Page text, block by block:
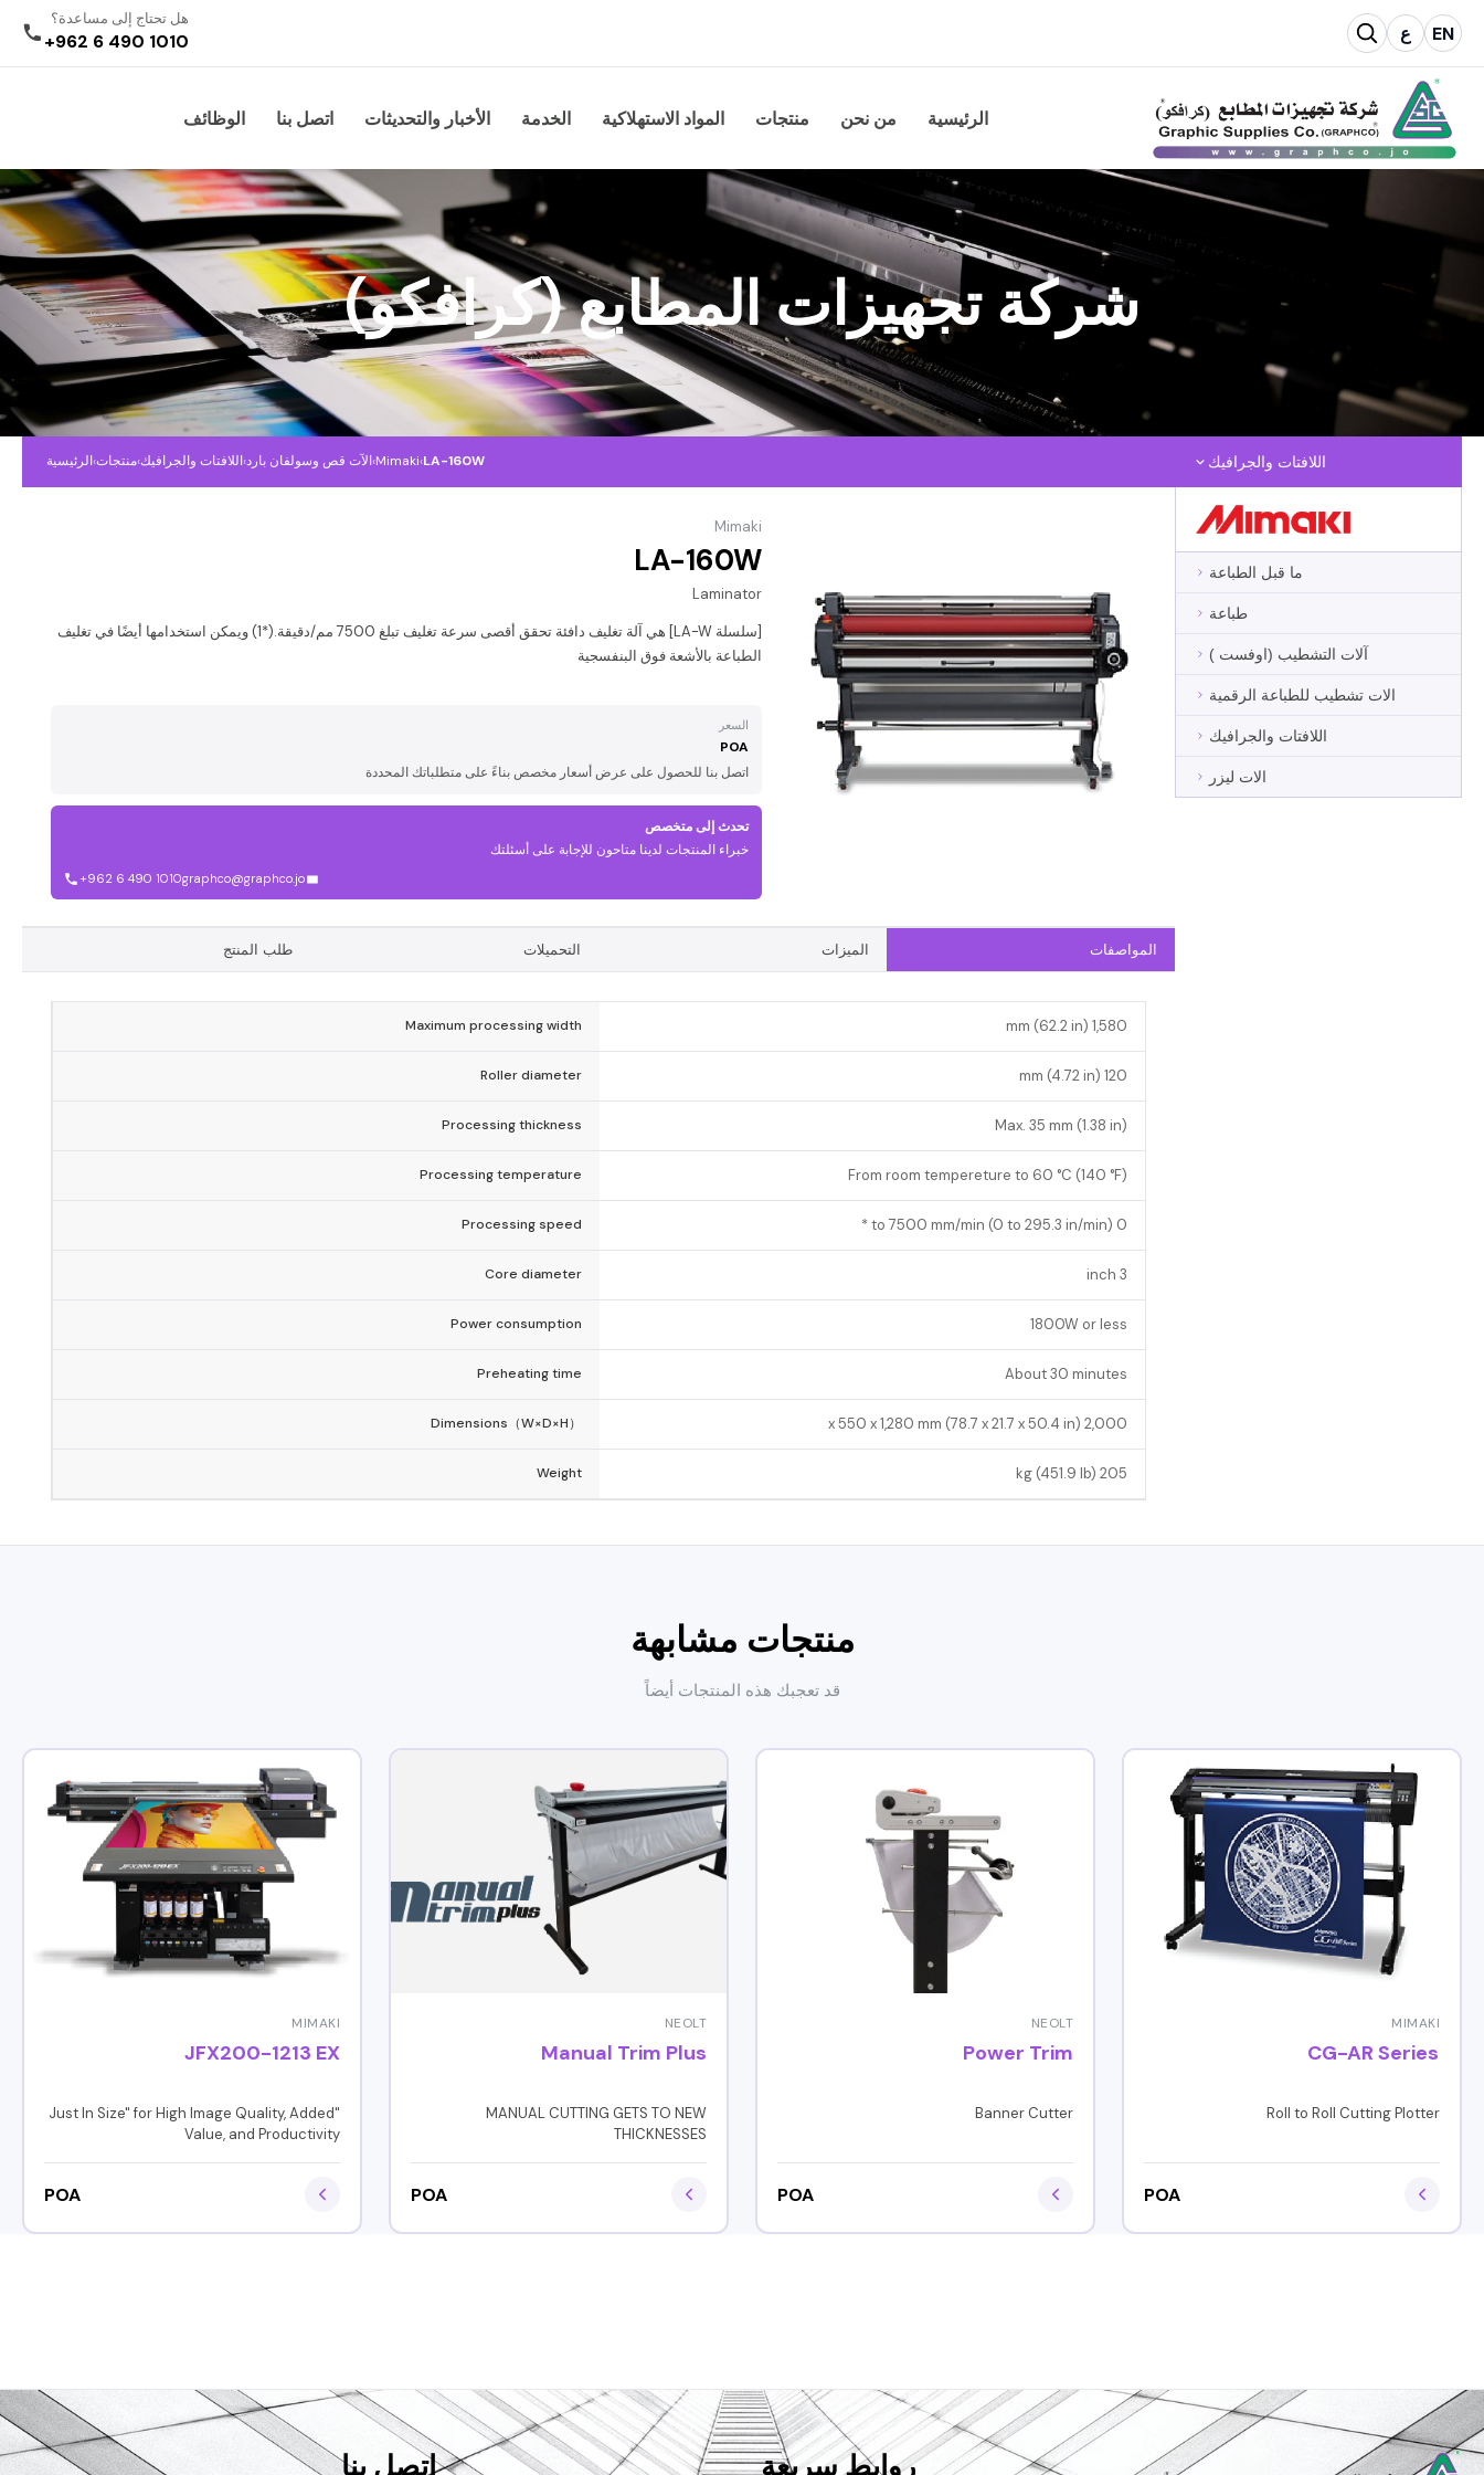
هل تحتاج إلى مساعدة؟
+962 6 490 1010 EN ع
الرئيسية من نحن منتجات المواد الاستهلاكية الخدمة الأخبار والتحديثات اتصل بنا الوظائف
شركة تجهيزات المطابع (كرافكو)
اللافتات والجرافيك
ما قبل الطباعة
طباعة
آلات التشطيب (اوفست )
الات تشطيب للطباعة الرقمية
اللافتات والجرافيك
الات ليزر
الرئيسية›منتجات›اللافتات والجرافيك›الآت قص وسولفان بارد›Mimaki›LA-160W
Mimaki
LA-160W
Laminator
[سلسلة LA-W] هي آلة تغليف دافئة تحقق أقصى سرعة تغليف تبلغ 7500 مم/دقيقة.(*1) ويمكن استخدامها أيضًا في تغليف
الطباعة بالأشعة فوق البنفسجية
السعر
POA
اتصل بنا للحصول على عرض أسعار مخصص بناءً على متطلباتك المحددة
تحدث إلى متخصص
خبراء المنتجات لدينا متاحون للإجابة على أسئلتك
graphco@graphco.jo
+962 6 490 1010
المواصفات الميزات التحميلات طلب المنتج
Maximum processing width 1,580 mm (62.2 in)
Roller diameter 120 mm (4.72 in)
Processing thickness Max. 35 mm (1.38 in)
Processing temperature From room tempereture to 60 °C (140 °F)
Processing speed 0 to 7500 mm/min (0 to 295.3 in/min) *
Core diameter 3 inch
Power consumption 1800W or less
Preheating time About 30 minutes
Dimensions（W×D×H） 2,000 x 550 x 1,280 mm (78.7 x 21.7 x 50.4 in)
Weight 205 kg (451.9 lb)
منتجات مشابهة
قد تعجبك هذه المنتجات أيضاً
MIMAKI
CG-AR Series
Roll to Roll Cutting Plotter
POA
NEOLT
Power Trim
Banner Cutter
POA
NEOLT
Manual Trim Plus
MANUAL CUTTING GETS TO NEW
THICKNESSES
POA
MIMAKI
JFX200-1213 EX
"Just In Size" for High Image Quality, Added
Value, and Productivity
POA
روابط سريعة اتصل بنا